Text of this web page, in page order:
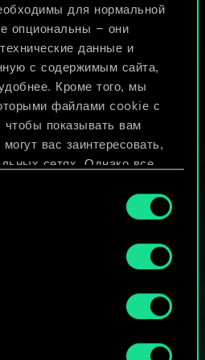
для нормальной
опциональны — они
данные и
с содержимым сайта,
Кроме того, мы
файлами cookie с
показывать вам
вас заинтересовать,
сетях. Однако все
о том, как мы
cookie, и изменить
встроенные покупки